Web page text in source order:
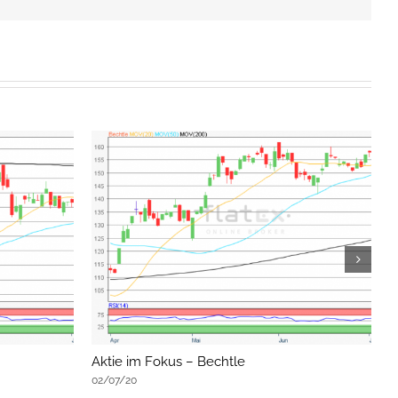
Aktie im Fokus – Bechtle
02/07/20